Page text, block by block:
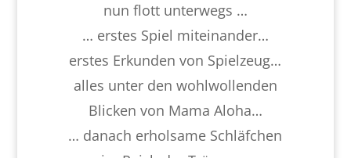
nun flott unterwegs …
… erstes Spiel miteinander…
erstes Erkunden von Spielzeug…
alles unter den wohlwollenden
Blicken von Mama Aloha…
… danach erholsame Schläfchen